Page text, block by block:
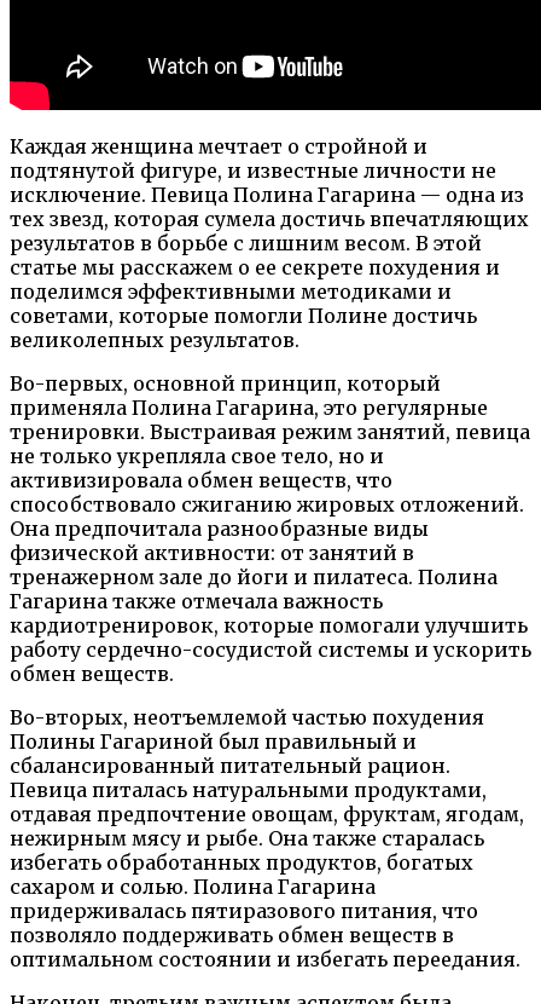
Каждая женщина мечтает о стройной и
подтянутой фигуре, и известные личности не
исключение. Певица Полина Гагарина — одна из
тех звезд, которая сумела достичь впечатляющих
результатов в борьбе с лишним весом. В этой
статье мы расскажем о ее секрете похудения и
поделимся эффективными методиками и
советами, которые помогли Полине достичь
великолепных результатов.
Во-первых, основной принцип, который
применяла Полина Гагарина, это регулярные
тренировки. Выстраивая режим занятий, певица
не только укрепляла свое тело, но и
активизировала обмен веществ, что
способствовало сжиганию жировых отложений.
Она предпочитала разнообразные виды
физической активности: от занятий в
тренажерном зале до йоги и пилатеса. Полина
Гагарина также отмечала важность
кардиотренировок, которые помогали улучшить
работу сердечно-сосудистой системы и ускорить
обмен веществ.
Во-вторых, неотъемлемой частью похудения
Полины Гагариной был правильный и
сбалансированный питательный рацион.
Певица питалась натуральными продуктами,
отдавая предпочтение овощам, фруктам, ягодам,
нежирным мясу и рыбе. Она также старалась
избегать обработанных продуктов, богатых
сахаром и солью. Полина Гагарина
придерживалась пятиразового питания, что
позволяло поддерживать обмен веществ в
оптимальном состоянии и избегать переедания.